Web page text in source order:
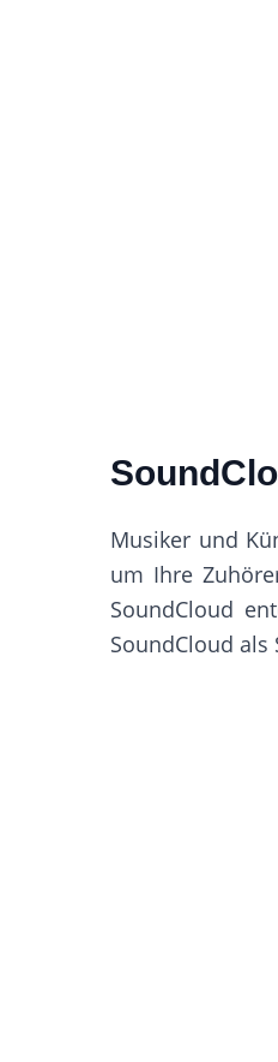
Musiker und
um Ihre
SoundCloud
SoundCloud